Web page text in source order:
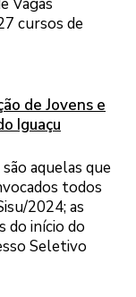
cursos de
de Jovens e
Iguaçu
aquelas que
todos
2024; as
do início do
Seletivo